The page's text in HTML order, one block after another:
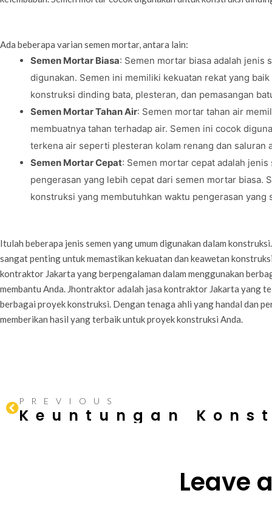
Ada beberapa varian semen mortar, antara lain:
Semen Mortar Biasa: Semen mortar biasa adalah jenis
digunakan. Semen ini memiliki kekuatan rekat yang
konstruksi dinding bata, plesteran, dan pemasangan
Semen Mortar Tahan Air: Semen mortar tahan air
membuatnya tahan terhadap air. Semen ini cocok
terkena air seperti plesteran kolam renang dan saluran
Semen Mortar Cepat: Semen mortar cepat adalah
pengerasan yang lebih cepat dari semen mortar biasa.
konstruksi yang membutuhkan waktu pengerasan
Itulah beberapa jenis semen yang umum digunakan dalam
sangat penting untuk memastikan kekuatan dan keawetan
kontraktor Jakarta yang berpengalaman dalam menggunakan
membantu Anda. Jhontraktor adalah jasa kontraktor Jakarta yang
berbagai proyek konstruksi. Dengan tenaga ahli yang handal dan
memberikan hasil yang terbaik untuk proyek konstruksi Anda.
PREVIOUS
Leave